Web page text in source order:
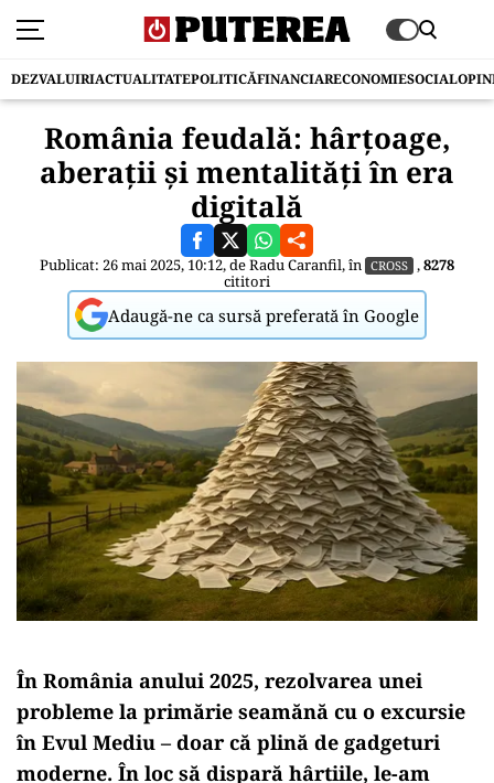
DEZVALUIRIACTUALITATEPOLITICĂFINANCIARECONOMIESOCIAL
România feudală: hârțoage,
aberații și mentalități în era
digitală
Publicat: 26 mai 2025, 10:12, deRadu Caranfil, în CROSS ,8278
cititori
Adaugă-ne ca sursă preferată în Google
În România anului 2025, rezolvarea unei
probleme la primărie seamănă cu o excursie
în Evul Mediu – doar că plină de gadgeturi
moderne. În loc să dispară hârtiile, le-am